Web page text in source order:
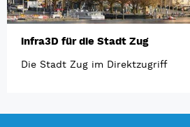
infra3D für die Stadt Zug
Die Stadt Zug im Direktzugriff